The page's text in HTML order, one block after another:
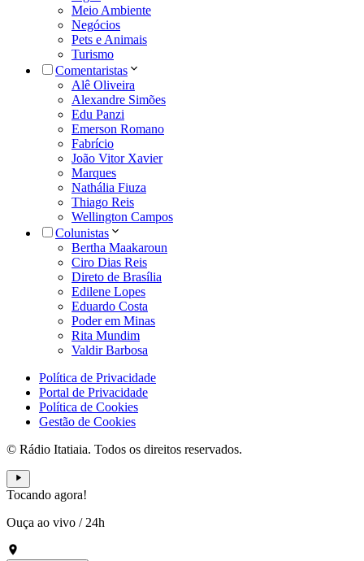
Meio Ambiente
Negócios
Pets e Animais
Turismo
Comentaristas
Alê Oliveira
Alexandre Simões
Edu Panzi
Emerson Romano
Fabrício
João Vitor Xavier
Marques
Nathália Fiuza
Thiago Reis
Wellington Campos
Colunistas
Bertha Maakaroun
Ciro Dias Reis
Direto de Brasília
Edilene Lopes
Eduardo Costa
Poder em Minas
Rita Mundim
Valdir Barbosa
Política de Privacidade
Portal de Privacidade
Política de Cookies
Gestão de Cookies
© Rádio Itatiaia. Todos os direitos reservados.
Tocando agora!
Ouça ao vivo / 24h